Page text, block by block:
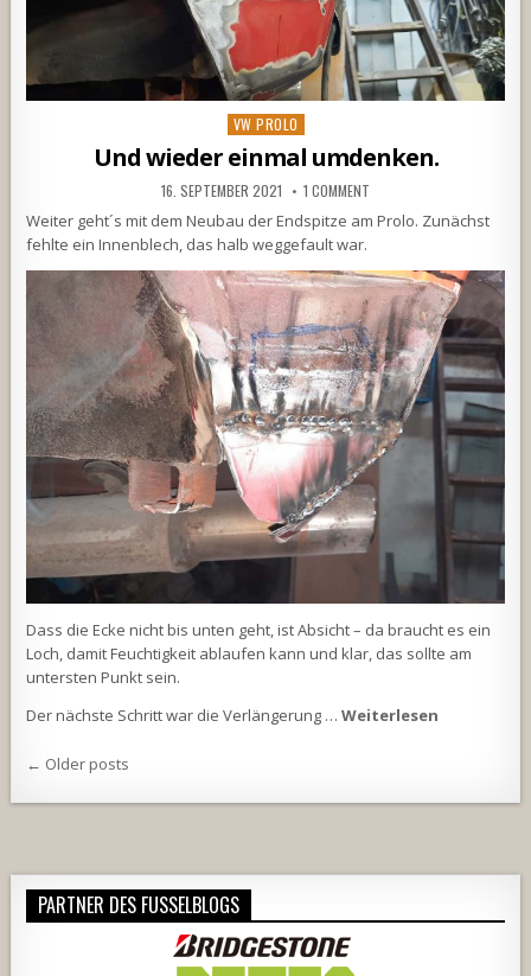
Posted
VW PROLO
Und wieder einmal umdenken.
16. SEPTEMBER 2021 1 COMMENT
Weiter geht´s mit dem Neubau der Endspitze am Prolo. Zunächst
fehlte ein Innenblech, das halb weggefault war.
Dass die Ecke nicht bis unten geht, ist Absicht – da braucht es ein
Loch, damit Feuchtigkeit ablaufen kann und klar, das sollte am
untersten Punkt sein.
Der nächste Schritt war die Verlängerung …Weiterlesen
Beitragsnavigation
← Older posts
PARTNER DES FUSSELBLOGS